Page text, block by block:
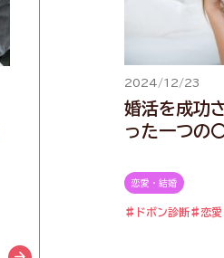
2024/12/23
婚活を成功
った一つの
恋愛・結婚
ドボン診断 恋愛